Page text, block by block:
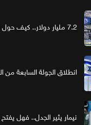
7.2 مليار دولار.. كيف حول كأس العالم الرعاية إلى استثمار ذهبي؟
انطلاق الجولة السابعة من
نيمار يثير الجدل.. فهل